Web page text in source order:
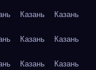
Казань Казань
Казань Казань
Казань Казань